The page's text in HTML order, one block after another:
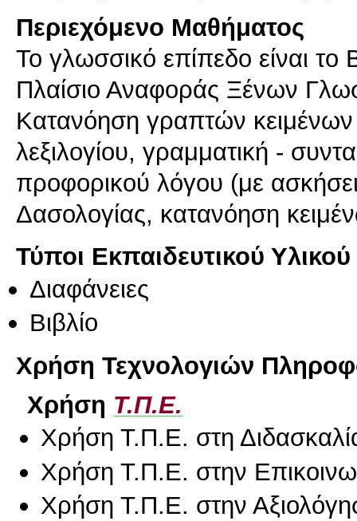
Περιεχόμενο Μαθήματος
Το γλωσσικό επίπεδο είναι
Πλαίσιο Αναφοράς Ξένων
Κατανόηση γραπτών
λεξιλογίου, γραμματική -
προφορικού λόγου (με
Δασολογίας, κατανόηση
Τύποι Εκπαιδευτικού Υλικού
Διαφάνειες
Βιβλίο
Χρήση Τεχνολογιών
Χρήση Τ.Π.Ε.
Χρήση Τ.Π.Ε. στη
Χρήση Τ.Π.Ε. στην
Χρήση Τ.Π.Ε. στην